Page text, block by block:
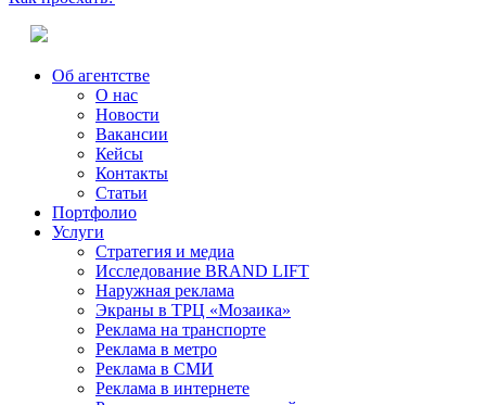
Об агентстве
О нас
Новости
Вакансии
Кейсы
Контакты
Статьи
Портфолио
Услуги
Стратегия и медиа
Исследование BRAND LIFT
Наружная реклама
Экраны в ТРЦ «Мозаика»
Реклама на транспорте
Реклама в метро
Реклама в СМИ
Реклама в интернете